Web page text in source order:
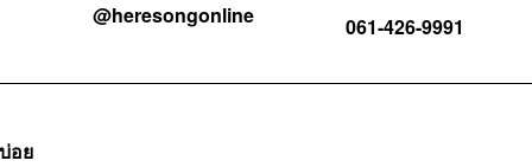
@heresongonline 061-426-9991
อย